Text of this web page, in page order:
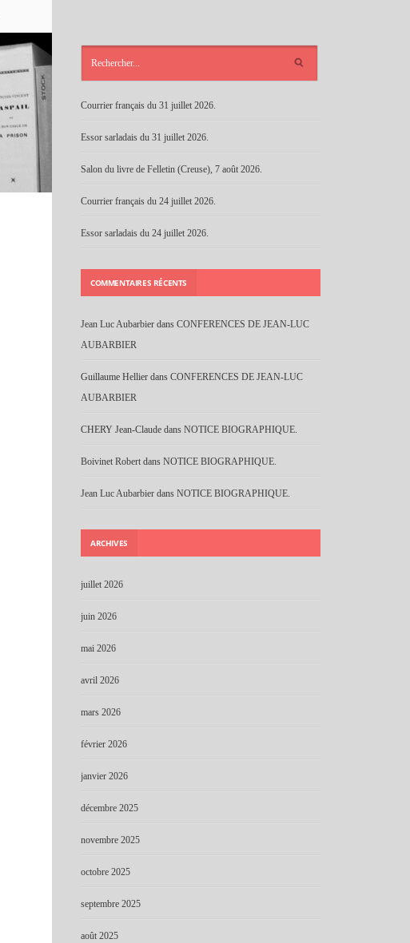
Courrier français du 31 juillet 2026.
Essor sarladais du 31 juillet 2026.
Salon du livre de Felletin (Creuse), 7 août 2026.
Courrier français du 24 juillet 2026.
Essor sarladais du 24 juillet 2026.
COMMENTAIRES RÉCENTS
Jean Luc Aubarbier dans CONFERENCES DE JEAN-LUC
AUBARBIER
Guillaume Hellier dans CONFERENCES DE JEAN-LUC
AUBARBIER
CHERY Jean-Claude dans NOTICE BIOGRAPHIQUE.
Boivinet Robert dans NOTICE BIOGRAPHIQUE.
Jean Luc Aubarbier dans NOTICE BIOGRAPHIQUE.
ARCHIVES
juillet 2026
juin 2026
mai 2026
avril 2026
mars 2026
février 2026
janvier 2026
décembre 2025
novembre 2025
octobre 2025
septembre 2025
août 2025